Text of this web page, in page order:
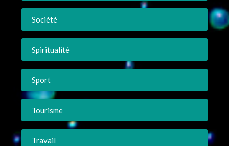
Société
Spiritualité
Sport
Tourisme
Travail